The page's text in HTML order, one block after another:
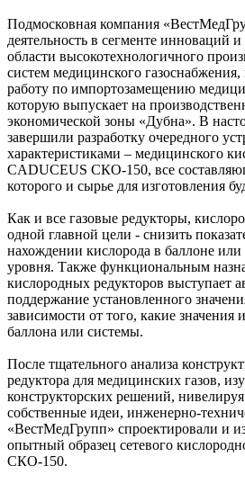
Подмосковная компания
деятельность в сегменте инноваций и
области высокотехнологичного
систем медицинского
работу по импортозамещению
которую выпускает на
экономической зоны «Дубна». В
завершили разработку очередного
характеристиками – медицинского
CADUCEUS СКО-150, все
которого и сырье для изготовления
Как и все газовые редукторы,
одной главной цели - снизить
нахождении кислорода в баллоне
уровня. Также функциональным
кислородных редукторов выступает
поддержание установленного
зависимости от того, какие значения
баллона или системы.
После тщательного анализа
редуктора для медицинских газов,
конструкторских решений,
собственные идеи, инженерно-
«ВестМедГрупп» спроектировали и
опытный образец сетевого
СКО-150.